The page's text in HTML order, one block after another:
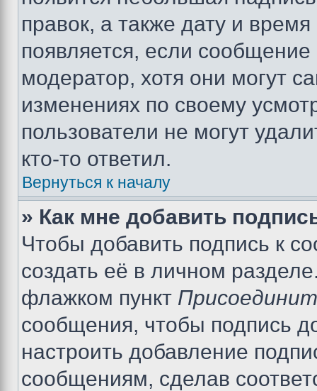
правок, а также дату и
появляется, если
модератор, хотя они могут
изменениях по своему
пользователи не могут
кто-то ответил.
Вернуться к началу
» Как мне добавить
Чтобы добавить подпись к
создать её в личном
флажком пункт
сообщения, чтобы подпись
настроить добавление
сообщениям, сделав